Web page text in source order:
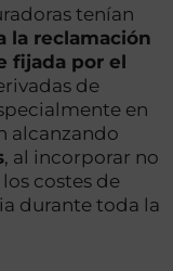
tenían
la reclamación
fijada por el
de
en
alcanzando
, al incorporar no
costes de
durante toda la